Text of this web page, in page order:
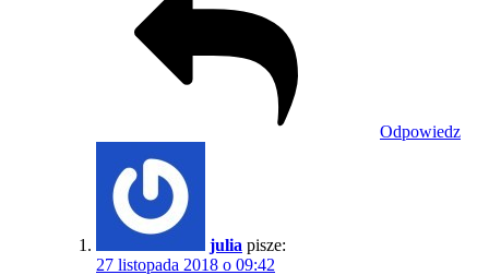
Odpowiedz
julia pisze:
27 listopada 2018 o 09:42